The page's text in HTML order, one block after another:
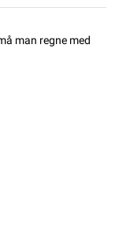
man regne med